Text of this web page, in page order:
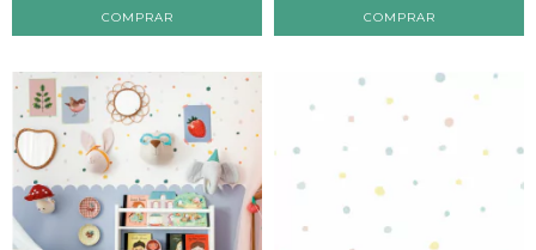
COMPRAR COMPRAR